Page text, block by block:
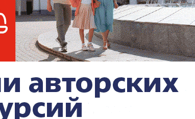
в контейнеры в магазинах техники,
офисах управляющих компаний.
и
лампы
но и для людей, особенно если
Осколки нельзя собирать